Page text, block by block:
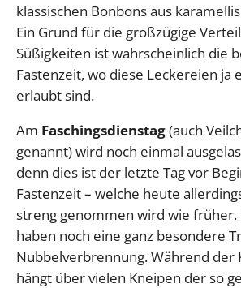
klassischen Bonbons aus
Ein Grund für die großzügige
Süßigkeiten ist wahrscheinlich die
Fastenzeit, wo diese Leckereien ja
erlaubt sind.
Am Faschingsdienstag(auch
genannt) wird noch einmal
denn dies ist der letzte Tag vor
Fastenzeit – welche heute
streng genommen wird wie früher.
haben noch eine ganz besondere
Nubbelverbrennung. Während der
hängt über vielen Kneipen der so